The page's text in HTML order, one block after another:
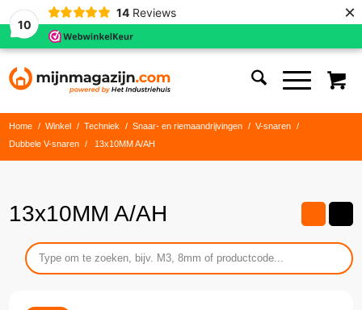
10
14 Reviews ×
Home / Winkel / Techniek / Snaar- en riemaandrijvingen / V-snaren
/
Dubbele V-snaren
/ 13x10MM A/AH
13x10MM A/AH